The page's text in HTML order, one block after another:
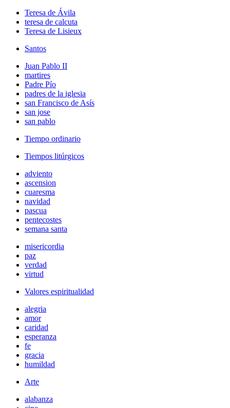
Teresa de Ávila
teresa de calcuta
Teresa de Lisieux
Santos
Juan Pablo II
martires
Padre Pío
padres de la iglesia
san Francisco de Asís
san jose
san pablo
Tiempo ordinario
Tiempos litúrgicos
adviento
ascension
cuaresma
navidad
pascua
pentecostes
semana santa
misericordia
paz
verdad
virtud
Valores espiritualidad
alegria
amor
caridad
esperanza
fe
gracia
humildad
Arte
alabanza